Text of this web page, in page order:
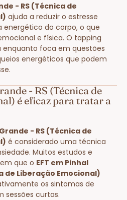
- RS (Técnica de
ajuda a reduzir o estresse
energético do corpo, o que
e física. O tapping
enquanto foca em questões
energéticos que podem
- RS (Técnica de
é eficaz para tratar a
- RS (Técnica de
é considerado uma técnica
Muitos estudos e
que o EFT em Pinhal
de Liberação Emocional)
os sintomas de
sessões curtas.